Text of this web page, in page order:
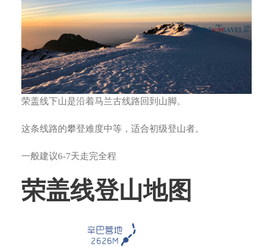
荣盖线下山是沿着马兰古线路回到山脚。
这条线路的攀登难度中等，适合初级登山者。
一般建议6-7天走完全程
荣盖线登山地图